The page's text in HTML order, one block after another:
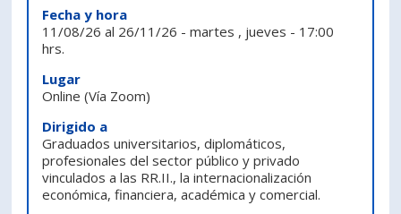
Estudiantes Egresados
Fecha y hora
11/08/26 al 26/11/26 -martes , jueves - 17:00
hrs.
Lugar
Online (Vía Zoom)
Dirigido a
Graduados universitarios, diplomáticos,
profesionales del sector público y privado
vinculados a las RR.II., la internacionalización
económica, financiera, académica y comercial.